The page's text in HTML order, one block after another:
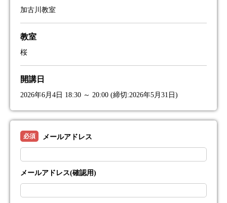
加古川教室
教室
桜
開講日
2026年6月4日 18:30 ～ 20:00 (締切:2026年5月31日)
必須 メールアドレス
メールアドレス(確認用)